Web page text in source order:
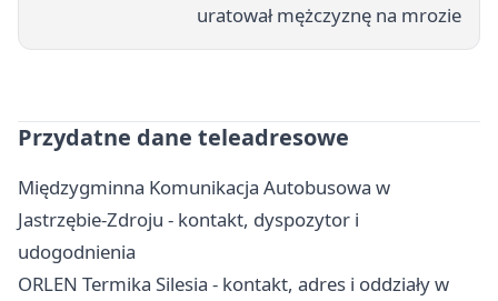
uratował mężczyznę na mrozie
Przydatne dane teleadresowe
Międzygminna Komunikacja Autobusowa w
Jastrzębie-Zdroju - kontakt, dyspozytor i
udogodnienia
ORLEN Termika Silesia - kontakt, adres i oddziały w